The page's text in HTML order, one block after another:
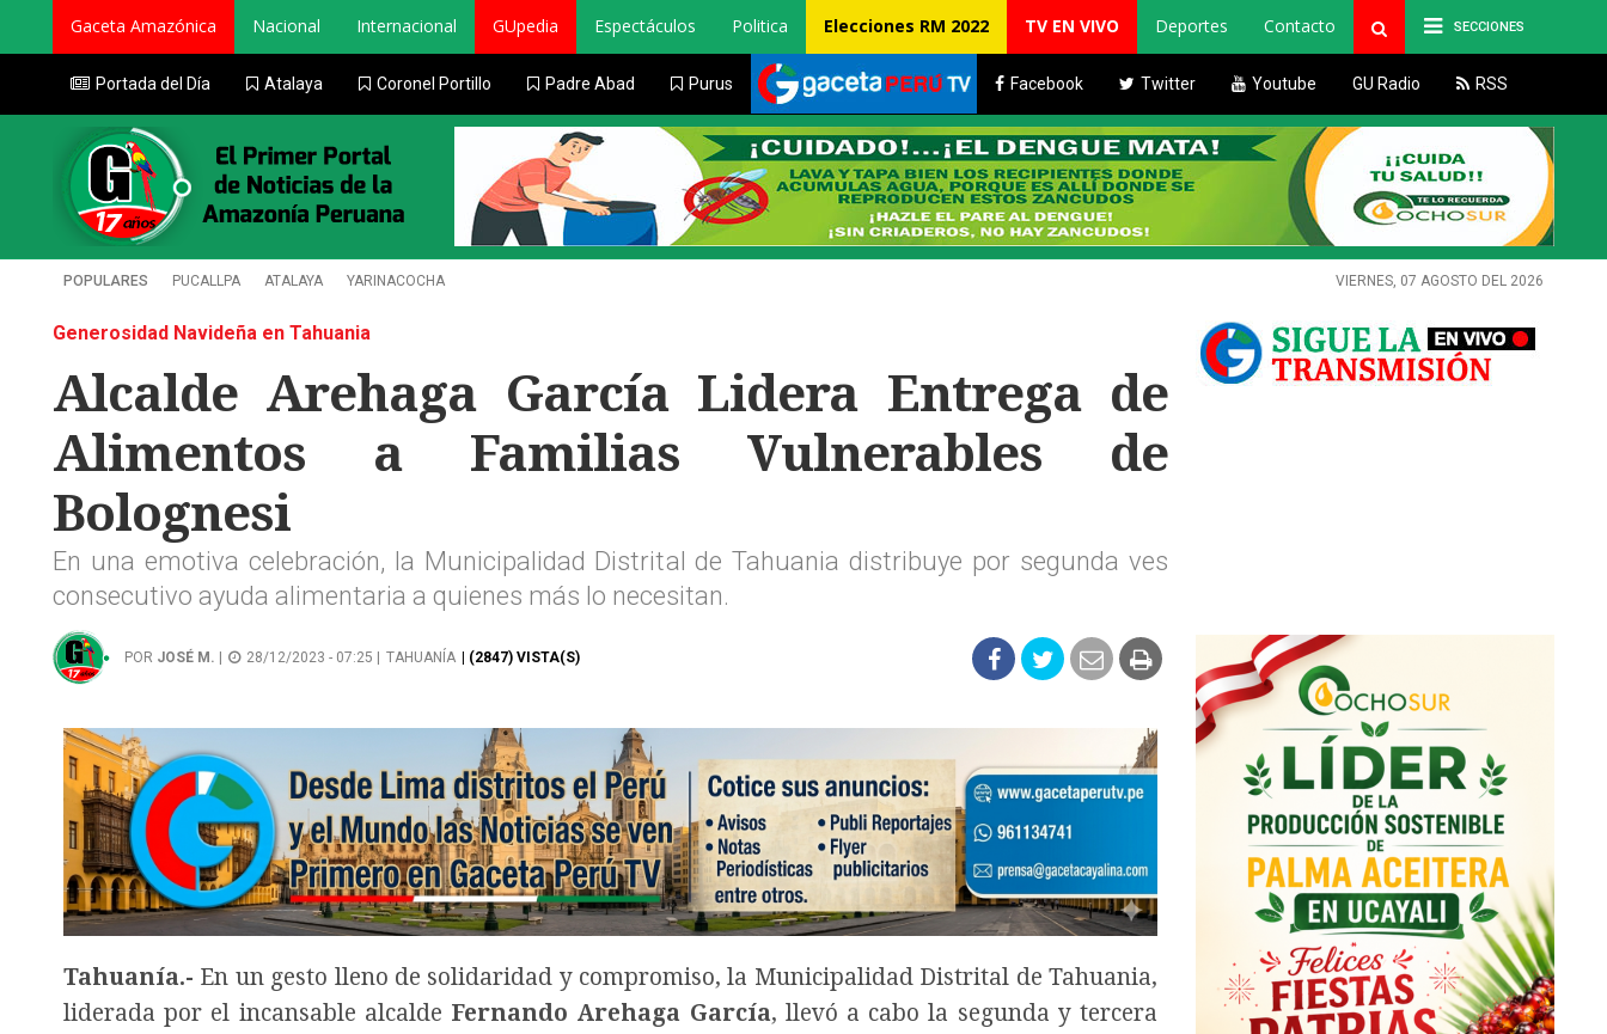
SECCIONES
Gaceta Amazónica Nacional Internacional GUpedia Espectáculos Politica Elecciones RM 2022 TV EN VIVO Deportes Contacto
Portada del Día Atalaya Coronel Portillo Padre Abad Purus Facebook Twitter Youtube GU Radio RSS
POPULARES PUCALLPA ATALAYA YARINACOCHA VIERNES, 07 AGOSTO DEL 2026
Generosidad Navideña en Tahuania
Alcalde Arehaga García Lidera Entrega de
Alimentos a Familias Vulnerables de
Bolognesi
En una emotiva celebración, la Municipalidad Distrital de Tahuania distribuye por segunda ves
consecutivo ayuda alimentaria a quienes más lo necesitan.
POR JOSÉ M. 28/12/2023 - 07:25 | TAHUANÍA | (2847) VISTA(S)
Tahuanía.- En un gesto lleno de solidaridad y compromiso, la Municipalidad Distrital de Tahuania,
liderada por el incansable alcalde Fernando Arehaga García, llevó a cabo la segunda y tercera